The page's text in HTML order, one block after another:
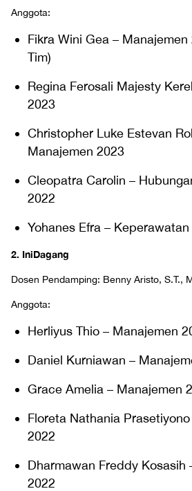
Anggota:
Fikra Wini Gea – Manajemen
Tim)
Regina Ferosali Majesty
2023
Christopher Luke Estevan
Manajemen 2023
Cleopatra Carolin –
2022
Yohanes Efra – Keperawatan
2. IniDagang
Dosen Pendamping: Benny Aristo, S.T.,
Anggota:
Herliyus Thio – Manajemen
Daniel Kurniawan –
Grace Amelia – Manajemen
Floreta Nathania
2022
Dharmawan Freddy Kosasih
2022